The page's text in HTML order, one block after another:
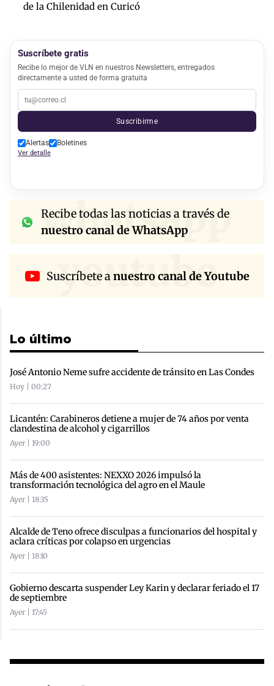
de la Chilenidad en Curicó
Suscríbete gratis
Recibe lo mejor de VLN en nuestros Newsletters, entregados
directamente a usted de forma gratuita
Suscribirme
Alertas Boletines
Ver detalle
whatsapp
Recibe todas las noticias a través de
nuestro canal de WhatsApp
youtube
Suscríbete a nuestro canal de Youtube
Lo último
José Antonio Neme sufre accidente de tránsito en Las Condes
Hoy | 00:27
Licantén: Carabineros detiene a mujer de 74 años por venta
clandestina de alcohol y cigarrillos
Ayer | 19:00
Más de 400 asistentes: NEXXO 2026 impulsó la
transformación tecnológica del agro en el Maule
Ayer | 18:35
Alcalde de Teno ofrece disculpas a funcionarios del hospital y
aclara críticas por colapso en urgencias
Ayer | 18:10
Gobierno descarta suspender Ley Karin y declarar feriado el 17
de septiembre
Ayer | 17:45